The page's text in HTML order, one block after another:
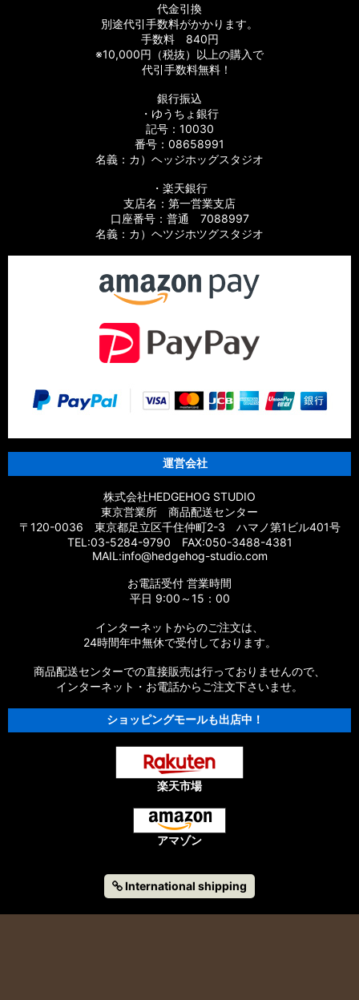
代金引換
別途代引手数料がかかります。
手数料 840円
※10,000円（税抜）以上の購入で
代引手数料無料！
銀行振込
・ゆうちょ銀行
記号：10030
番号：08658991
名義：カ）ヘッジホッグスタジオ
・楽天銀行
支店名：第一営業支店
口座番号：普通 7088997
名義：カ）ヘツジホツグスタジオ
運営会社
株式会社HEDGEHOG STUDIO
東京営業所 商品配送センター
〒120-0036 東京都足立区千住仲町2-3 ハマノ第1ビル401号
TEL:03-5284-9790 FAX:050-3488-4381
MAIL:info@hedgehog-studio.com
お電話受付 営業時間
平日 9:00～15：00
インターネットからのご注文は、
24時間年中無休で受付しております。
商品配送センターでの直接販売は行っておりませんので、
インターネット・お電話からご注文下さいませ。
ショッピングモールも出店中！
楽天市場
アマゾン
International shipping